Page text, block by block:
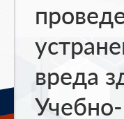
вреда